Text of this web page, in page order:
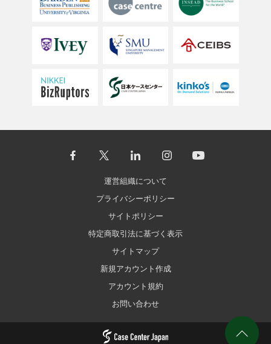
運営組織について
プライバシーポリシー
サイトポリシー
特定商取引法に基づく表示
サイトマップ
新規アカウント作成
アカウント規約
お問い合わせ